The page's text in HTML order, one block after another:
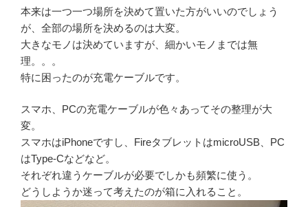
本来は一つ一つ場所を決めて置いた方がいいのでしょう
が、全部の場所を決めるのは大変。
大きなモノは決めていますが、細かいモノまでは無
理。。。
特に困ったのが充電ケーブルです。
スマホ、PCの充電ケーブルが色々あってその整理が大
変。
スマホはiPhoneですし、FireタブレットはmicroUSB、PC
はType-Cなどなど。
それぞれ違うケーブルが必要でしかも頻繁に使う。
どうしようか迷って考えたのが箱に入れること。